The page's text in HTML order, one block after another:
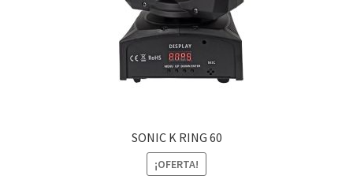
SONIC K RING 60
¡OFERTA!